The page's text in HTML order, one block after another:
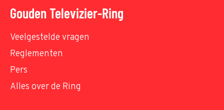
Gouden Televizier-Ring
Veelgestelde vragen
Reglementen
Pers
Alles over de Ring